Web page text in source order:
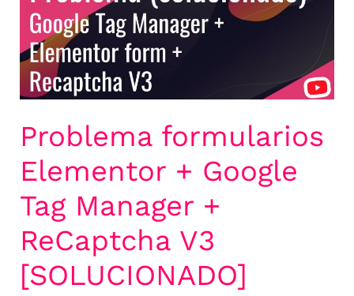
Problema formularios
Elementor + Google
Tag Manager +
ReCaptcha V3
[SOLUCIONADO]
Tag
Manager
+
ReCaptcha
V3
[SOLUCIONADO]